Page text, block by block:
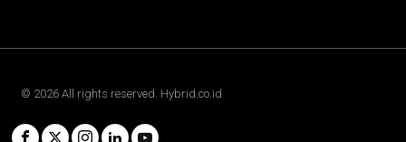
© 2026 All rights reserved. Hybrid.co.id